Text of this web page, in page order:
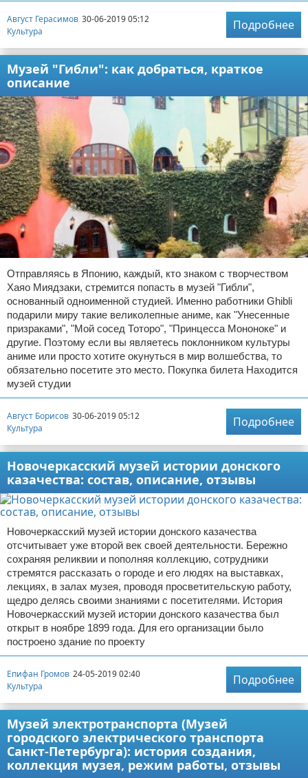
Август Герасимов 30-06-2019 05:12
Культура
Подробнее
Музей "Гибли": как добраться, краткое
описание
Отправляясь в Японию, каждый, кто знаком с творчеством
Хаяо Миядзаки, стремится попасть в музей "Гибли",
основанный одноименной студией. Именно работники Ghibli
подарили миру такие великолепные аниме, как "Унесенные
призраками", "Мой сосед Тоторо", "Принцесса Мононоке" и
другие. Поэтому если вы являетесь поклонником культуры
аниме или просто хотите окунуться в мир волшебства, то
обязательно посетите это место. Покупка билета Находится
музей студии
Август Борисов 30-06-2019 05:12
Культура
Подробнее
Новочеркасский музей истории донского
казачества: состав, описание, отзывы
Новочеркасский музей истории донского казачества
отсчитывает уже второй век своей деятельности. Бережно
сохраняя реликвии и пополняя коллекцию, сотрудники
стремятся рассказать о городе и его людях на выставках,
лекциях, в залах музея, проводя просветительскую работу,
щедро делясь своими знаниями с посетителями. История
Новочеркасский музей истории донского казачества был
открыт в ноябре 1899 года. Для его организации было
построено здание по проекту
Епифан Громов 24-05-2019 02:40
Культура
Подробнее
Музей электротранспорта (Музей
городского электрического транспорта
Санкт-Петербурга): история создания,
коллекция музея, режим работы, отзывы